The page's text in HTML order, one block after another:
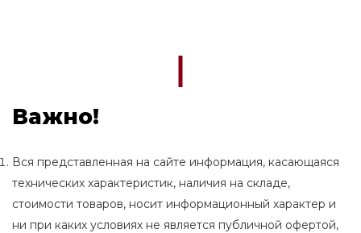
Важно!
Вся представленная на сайте информация, касающаяся
технических характеристик, наличия на складе,
стоимости товаров, носит информационный характер и
ни при каких условиях не является публичной офертой,